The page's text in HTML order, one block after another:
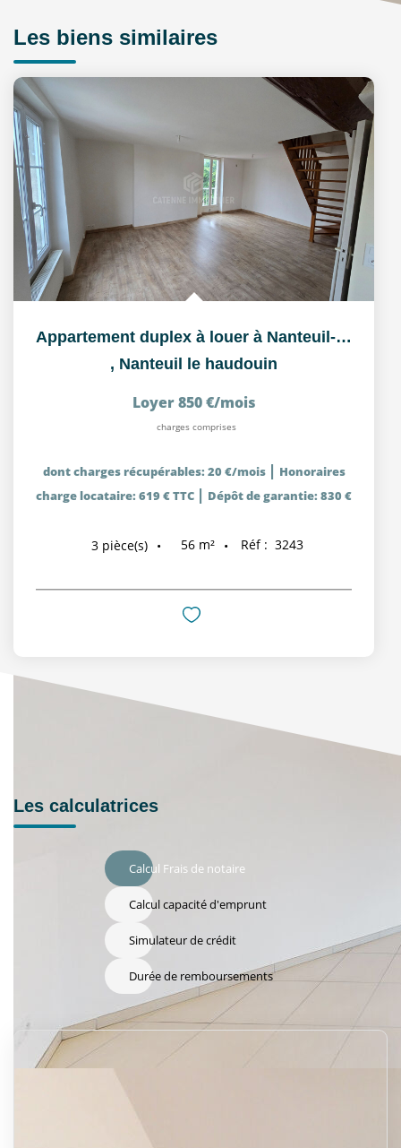
Les biens similaires
Appartement duplex à louer à Nanteuil-le-Haudouin (60440) -...
, Nanteuil le haudouin
Loyer 850 €/mois
charges comprises
dont charges récupérables: 20 €/mois | Honoraires
charge locataire: 619 € TTC | Dépôt de garantie: 830 €
3 pièce(s) 56 m² Réf : 3243
Les calculatrices
Calcul Frais de notaire
Calcul capacité d'emprunt
Simulateur de crédit
Durée de remboursements